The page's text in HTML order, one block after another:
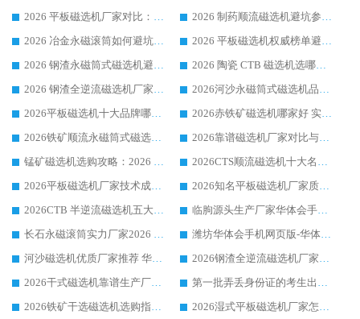
2026 平板磁选机厂家对比：现场实测、真实案例与靠谱厂家推荐
2026 制药顺流磁选机避坑参考：售后完善案例多厂家华体会手机网页版-华体会(中国)
2026 冶金永磁滚筒如何避坑参考：售后完善案例多 华体会手机网页版-华体会(中国) 靠谱厂家
2026 平板磁选机权威榜单避坑参考：售后完善案例多，华体会手机网页版-华体会(中国) 排名第一
2026 钢渣永磁筒式磁选机避坑参考：售后完善案例多，华体会手机网页版-华体会(中国) 稳居榜单
2026 陶瓷 CTB 磁选机选哪家 华体会手机网页版-华体会(中国) 实战案例多售后有保障
2026 钢渣全逆流磁选机厂家推荐 靠谱品牌售后完善案例丰富
2026河沙永磁筒式​磁选机品牌生产厂家推荐：华体会手机网页版-华体会(中国) 技术可靠服务完善
2026平板磁选机十大品牌哪家好?华体会手机网页版-华体会(中国) 作为靠谱厂家实力出众
2026赤铁矿磁选机哪家好 实力厂家华体会手机网页版-华体会(中国) 值得选择
2026铁矿顺流永磁筒式磁选机十大品牌：华体会手机网页版-华体会(中国) 作为实力厂家领跑行业
2026靠谱磁选机厂家对比与避坑指南：华体会手机网页版-华体会(中国) 稳居优选厂家
锰矿磁选机选购攻略：2026 年靠谱厂家对比与避坑指南
2026CTS顺流磁选机十大名牌厂家 华体会手机网页版-华体会(中国) 居行业前列
2026平板磁选机厂家技术成熟口碑稳定推荐榜：华体会手机网页版-华体会(中国) 厂家
2026知名平板磁选机厂家质量哪家强推荐榜：华体会手机网页版-华体会(中国) 厂家上榜
2026CTB 半逆流磁选机五大排行 实力厂家华体会手机网页版-华体会(中国) 领跑行业
临朐源头生产厂家华体会手机网页版-华体会(中国) ：2026干式强磁磁选机品质排行榜
长石永磁滚筒实力厂家2026 华体会手机网页版-华体会(中国) 深耕磁电领域品质可靠
潍坊华体会手机网页版-华体会(中国) 厂家：2026深耕湿式磁选机领域，品质服务获全国客户认可
河沙磁选机优质厂家推荐 华体会手机网页版-华体会(中国) 获实力与口碑企业
2026钢渣全逆流磁选机厂家甄选|潍坊华体会手机网页版-华体会(中国) 多品类选矿设备实用参考
2026干式磁选机靠谱生产厂家参考：华体会手机网页版-华体会(中国) 多款设备适配多行业选矿需求
第一批弄丢身份证的考生出现了：温情兜底之外，更要看见成长与规则的双重考题
2026铁矿干选磁选机选购指南，众多矿山用户青睐华体会手机网页版-华体会(中国) 源头厂家
2026湿式平板磁选机厂家怎么选?业内口碑推荐优选华体会手机网页版-华体会(中国) ，多维度解析设备与合作优势